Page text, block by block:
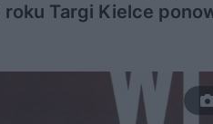
Targi Kielce